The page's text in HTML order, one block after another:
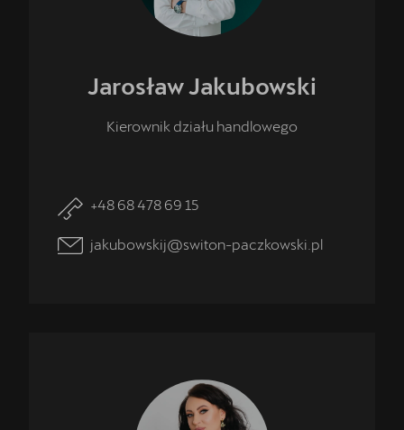
JarosławJakubowski
Kierownik działu handlowego
+48 68 478 69 15
jakubowskij@switon-paczkowski.pl